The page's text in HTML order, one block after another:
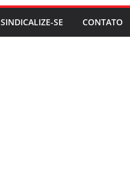
SINDICALIZE-SE CONTATO